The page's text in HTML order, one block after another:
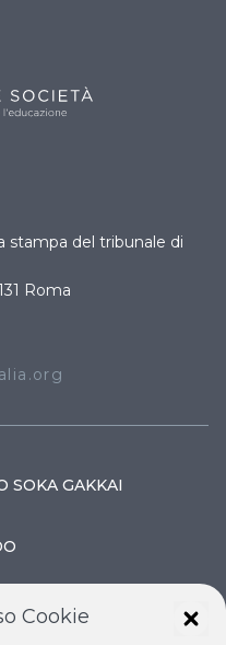
stampa del tribunale di
Roma
SOKA GAKKAI
Cookie